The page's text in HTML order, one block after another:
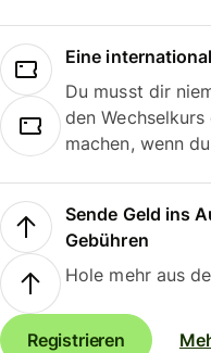
Eine
Du musst dir
den
machen, wenn
Sende Geld ins
Gebühren
Hole mehr aus
Registrieren